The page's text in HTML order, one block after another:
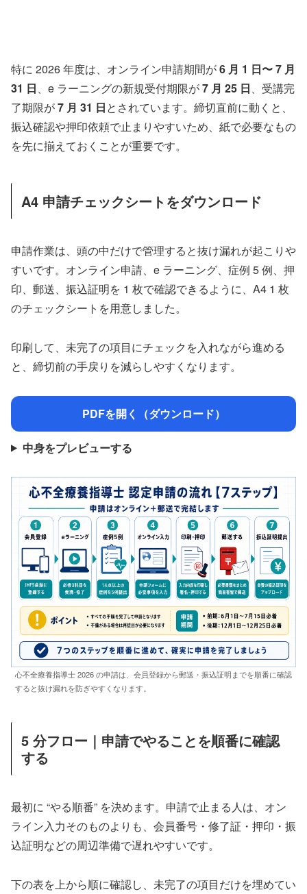
特に 2026 年度は、オンライン申請期間が6 月 1 日〜 7 月
31 日、e ラーニングの新規受付期限が7 月 25 日、受講完
了期限が7 月 31 日とされています。締切直前に動くと、
振込確認や押印依頼で止まりやすいため、紙で必要なもの
を先に揃えておくことが重要です。
A4 申請チェックシートをダウンロード
申請作業は、頭の中だけで管理すると抜け漏れが起こりや
すいです。オンライン申請、e ラーニング、症例 5 例、押
印、郵送、振込証明を 1 枚で確認できるように、A4 1 枚
のチェックシートを用意しました。
印刷して、未完了の項目にチェックを入れながら進める
と、締切前の手戻りを減らしやすくなります。
PDFを開く（ダウンロード）
中身をプレビューする
心不全療養指導士 2026 の申請は、会員登録から郵送・振込証明までを順番に確認
すると抜け漏れを防ぎやすくなります。
5 分フロー｜申請でやることを順番に確認
する
最初に “やる順番” を決めます。申請で止まる人は、オン
ライン入力そのものよりも、会員番号・修了証・押印・振
込証明などの周辺準備で遅れやすいです。
下の表を上から順に確認し、未完了の項目だけを埋めてい